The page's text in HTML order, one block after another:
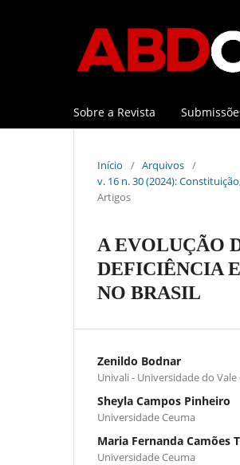
Sobre a Revista
Início / Arquivos /
v. 16 n. 30 (2024):
Artigos
A EVOLUÇÃO
DEFICIÊNCIA
NO BRASIL
Zenildo Bodnar
Univali - Universidade do
Sheyla Campos Pinheiro
Universidade Ceuma
Maria Fernanda Camões
Universidade Ceuma